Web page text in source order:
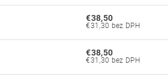
€38,50
€31,30 bez DPH
€38,50
€31,30 bez DPH